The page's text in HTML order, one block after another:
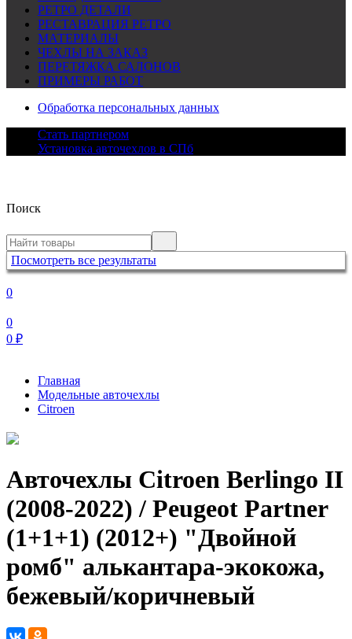
РЕТРО ДЕТАЛИ
РЕСТАВРАЦИЯ РЕТРО
МАТЕРИАЛЫ
ЧЕХЛЫ НА ЗАКАЗ
ПЕРЕТЯЖКА САЛОНОВ
ПРИМЕРЫ РАБОТ
Обработка персональных данных
Стать партнером
Установка авточехлов в СПб
Поиск
Посмотреть все результаты
0
0
0 ₽
Главная
Модельные авточехлы
Citroen
Авточехлы Citroen Berlingo II
(2008-2022) / Peugeot Partner
(1+1+1) (2012+) "Двойной
ромб" алькантара-экокожа,
бежевый/коричневый